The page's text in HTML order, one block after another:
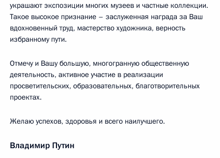
украшают экспозиции многих музеев и частные коллекции.
Такое высокое признание – заслуженная награда за Ваш
вдохновенный труд, мастерство художника, верность
избранному пути.
Отмечу и Вашу большую, многогранную общественную
деятельность, активное участие в реализации
просветительских, образовательных, благотворительных
проектах.
Желаю успехов, здоровья и всего наилучшего.
Владимир Путин